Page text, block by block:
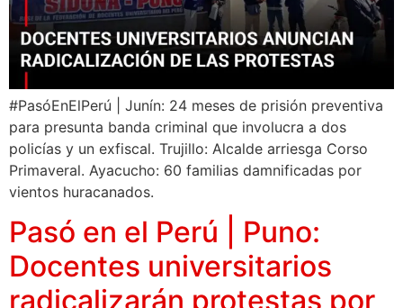
#PasóEnElPerú | Junín: 24 meses de prisión preventiva
para presunta banda criminal que involucra a dos
policías y un exfiscal. Trujillo: Alcalde arriesga Corso
Primaveral. Ayacucho: 60 familias damnificadas por
vientos huracanados.
Pasó en el Perú | Puno:
Docentes universitarios
radicalizarán protestas por